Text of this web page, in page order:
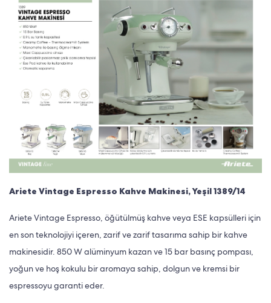
Ariete Vintage Espresso Kahve Makinesi, Yeşil 1389/14
Ariete Vintage Espresso, öğütülmüş kahve veya ESE kapsülleri için
en son teknolojiyi içeren, zarif ve zarif tasarıma sahip bir kahve
makinesidir. 850 W alüminyum kazan ve 15 bar basınç pompası,
yoğun ve hoş kokulu bir aromaya sahip, dolgun ve kremsi bir
espressoyu garanti eder.